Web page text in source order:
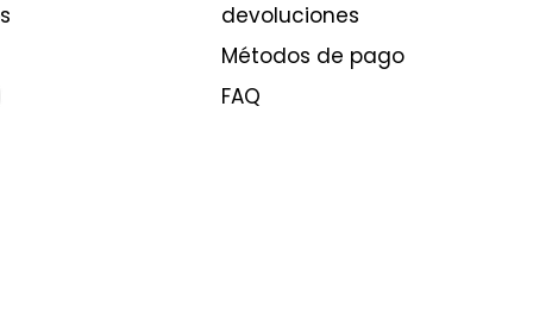
devoluciones
Métodos de pago
FAQ